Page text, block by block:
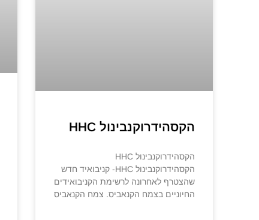
הקסהידרוקנבינול HHC
הקסהידרוקנבינול HHC
הקסהידרוקנבינול HHC- קניבואיד חדש
שהצטרף לאחרונה לרשימת הקניבואידים
החיוניים בצמח הקנאביס. צמח הקנאביס